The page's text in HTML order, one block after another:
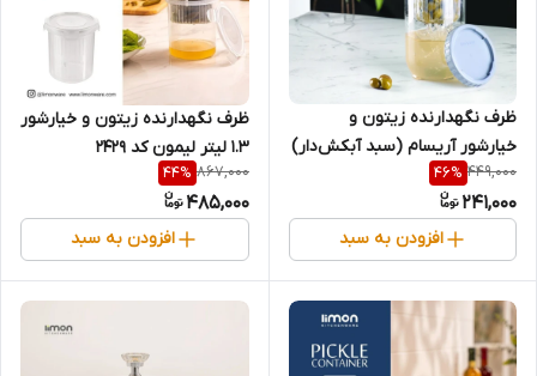
ظرف نگهدارنده زیتون و
خیارشور آریسام (سبد آبکش‌دار)
| ۴ سایز
449,000
46%
241,000
افزودن به سبد
ظرف نگهدارنده زیتون و خیارشور
۱.۳ لیتر لیمون کد 2429
867,000
44%
485,000
افزودن به سبد